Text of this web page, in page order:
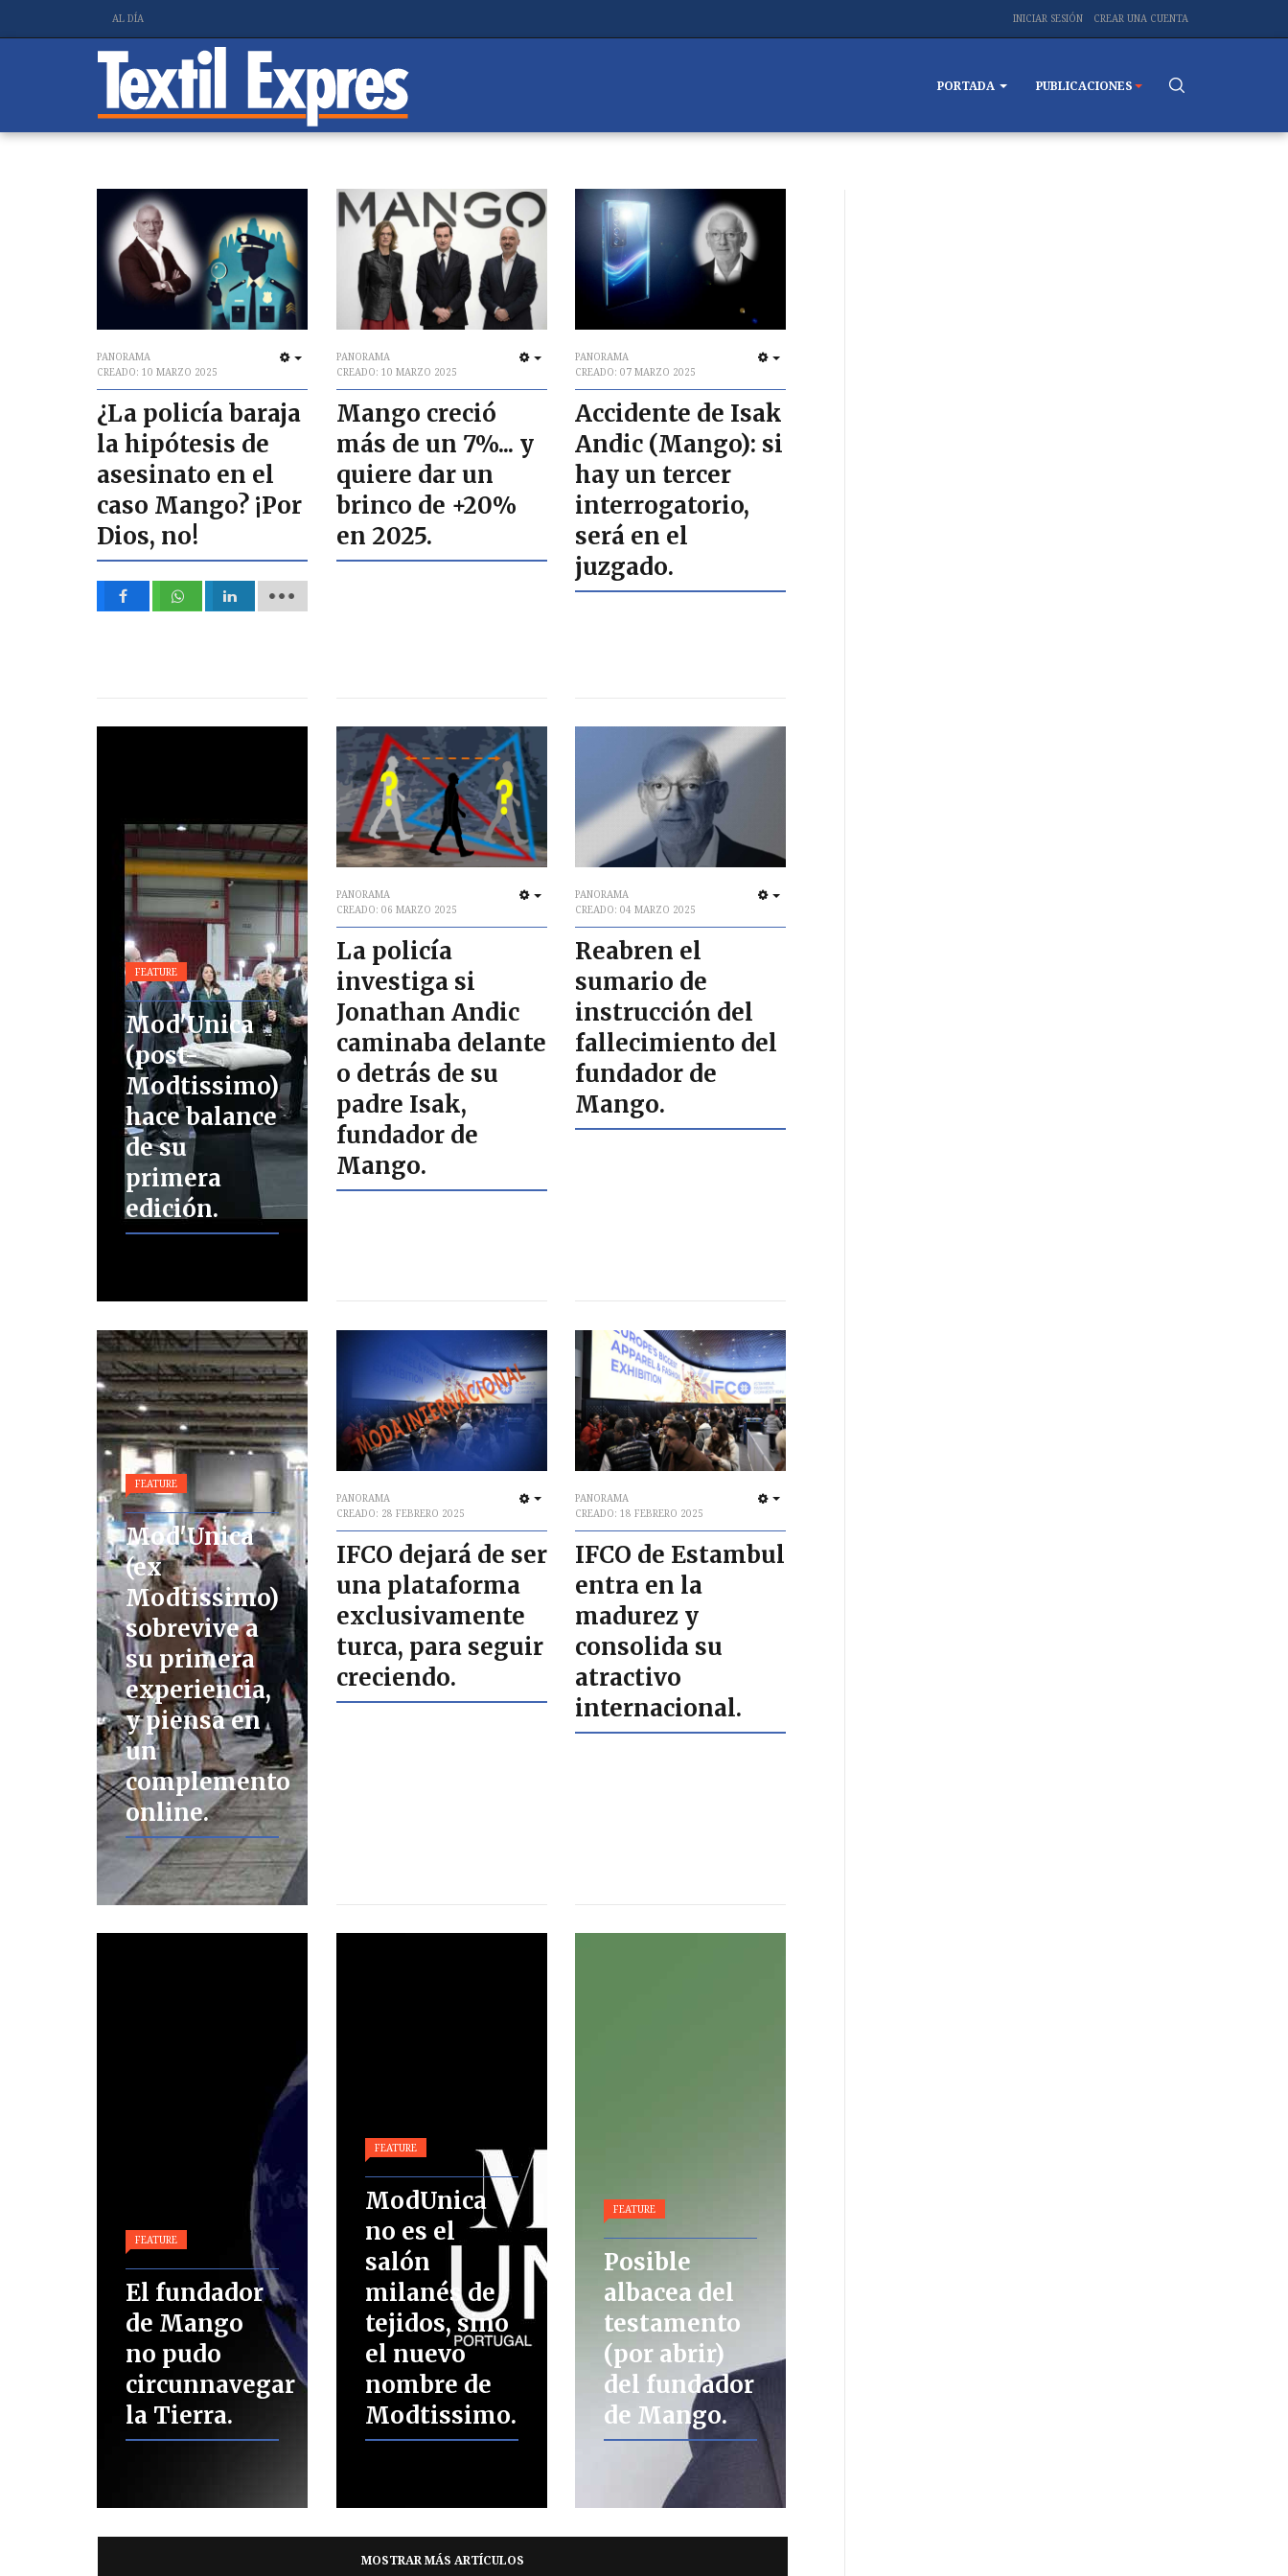
AL DÍA INICIAR SESIÓN CREAR UNA CUENTA
PORTADA PUBLICACIONES
EMPTY
PANORAMA
CREADO: 10 MARZO 2025
¿La policía baraja
la hipótesis de
asesinato en el
caso Mango? ¡Por
Dios, no!
EMPTY
PANORAMA
CREADO: 10 MARZO 2025
Mango creció
más de un 7%... y
quiere dar un
brinco de +20%
en 2025.
EMPTY
PANORAMA
CREADO: 07 MARZO 2025
Accidente de Isak
Andic (Mango): si
hay un tercer
interrogatorio,
será en el
juzgado.
FEATURE
Mod'Unica
(post-
Modtissimo)
hace balance
de su
primera
edición.
EMPTY
PANORAMA
CREADO: 06 MARZO 2025
La policía
investiga si
Jonathan Andic
caminaba delante
o detrás de su
padre Isak,
fundador de
Mango.
EMPTY
PANORAMA
CREADO: 04 MARZO 2025
Reabren el
sumario de
instrucción del
fallecimiento del
fundador de
Mango.
FEATURE
Mod'Unica
(ex
Modtissimo)
sobrevive a
su primera
experiencia,
y piensa en
un
complemento
online.
EMPTY
PANORAMA
CREADO: 28 FEBRERO 2025
IFCO dejará de ser
una plataforma
exclusivamente
turca, para seguir
creciendo.
EMPTY
PANORAMA
CREADO: 18 FEBRERO 2025
IFCO de Estambul
entra en la
madurez y
consolida su
atractivo
internacional.
FEATURE
El fundador
de Mango
no pudo
circunnavegar
la Tierra.
FEATURE
ModUnica
no es el
salón
milanés de
tejidos, sino
el nuevo
nombre de
Modtissimo.
FEATURE
Posible
albacea del
testamento
(por abrir)
del fundador
de Mango.
MOSTRAR MÁS ARTÍCULOS